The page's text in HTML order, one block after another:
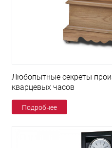
Любопытные секреты
кварцевых часов
Подробнее